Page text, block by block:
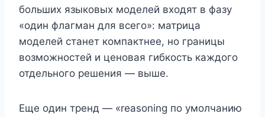
больших языковых моделей входят в фазу
«один флагман для всего»: матрица
моделей станет компактнее, но границы
возможностей и ценовая гибкость каждого
отдельного решения — выше.
Еще один тренд — «reasoning по умолчанию